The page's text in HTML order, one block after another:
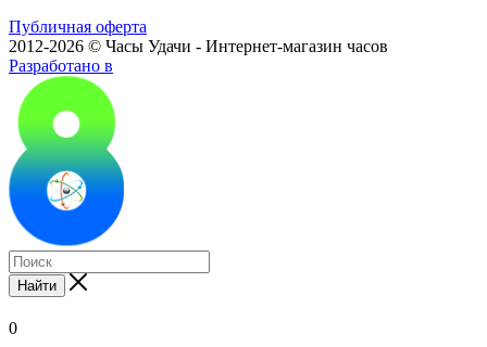
Публичная оферта
2012-2026 © Часы Удачи - Интернет-магазин часов
Разработано в
Найти
0